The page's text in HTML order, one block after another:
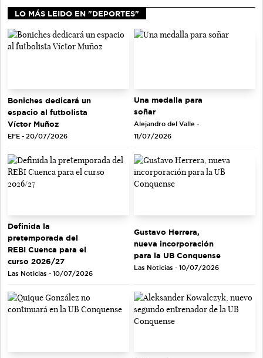
LO MÁS LEIDO EN "DEPORTES"
Boniches dedicará un
espacio al futbolista
Víctor Muñoz
EFE - 20/07/2026
Una medalla para
soñar
Alejandro del Valle -
11/07/2026
Definida la
pretemporada del
REBI Cuenca para el
curso 2026/27
Las Noticias - 10/07/2026
Gustavo Herrera,
nueva incorporación
para la UB Conquense
Las Noticias - 10/07/2026